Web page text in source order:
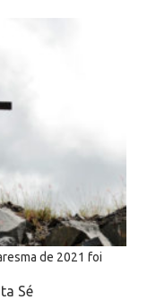
de 2021 foi
Sé